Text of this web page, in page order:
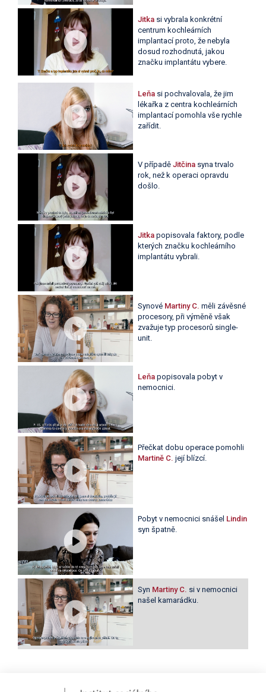
Jitka si vybrala konkrétní
centrum kochleárních
implantací proto, že nebyla
dosud rozhodnutá, jakou
značku implantátu vybere.
Leňa si pochvalovala, že jim
lékařka z centra kochleárních
implantací pomohla vše rychle
zařídit.
V případě Jitčinasyna trvalo
rok, než k operaci opravdu
došlo.
Jitka popisovala faktory, podle
kterých značku kochleárního
implantátu vybrali.
Synové Martiny C. měli závěsné
procesory, při výměně však
zvažuje typ procesorů single-
unit.
Leňa popisovala pobyt v
nemocnici.
Přečkat dobu operace pomohli
Martině C. její blízcí.
Pobyt v nemocnici snášel Lindin
syn špatně.
Syn Martiny C. si v nemocnici
našel kamarádku.